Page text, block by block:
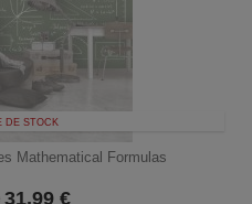
DE STOCK
Mathematical Formulas
31,99€